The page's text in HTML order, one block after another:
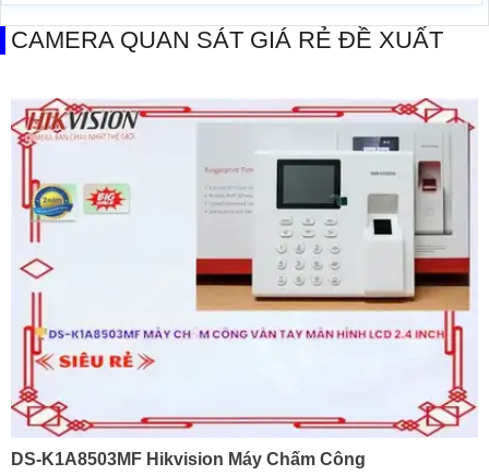
CAMERA QUAN SÁT GIÁ RẺ ĐỀ XUẤT
DS-K1A8503MF Hikvision Máy Chấm Công